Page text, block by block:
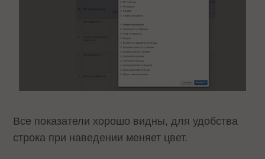
Все показатели хорошо видны, для удобства
строка при наведении меняет цвет.